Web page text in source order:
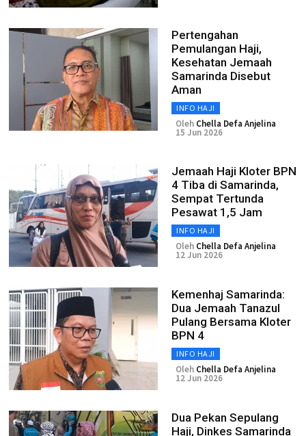
Pertengahan
Pemulangan Haji,
Kesehatan Jemaah
Samarinda Disebut
Aman
INFO HAJI
Oleh Chella Defa Anjelina
15 Jun 2026
Jemaah Haji Kloter BPN
4 Tiba di Samarinda,
Sempat Tertunda
Pesawat 1,5 Jam
INFO HAJI
Oleh Chella Defa Anjelina
12 Jun 2026
Kemenhaj Samarinda:
Dua Jemaah Tanazul
Pulang Bersama Kloter
BPN 4
INFO HAJI
Oleh Chella Defa Anjelina
12 Jun 2026
Dua Pekan Sepulang
Haji, Dinkes Samarinda